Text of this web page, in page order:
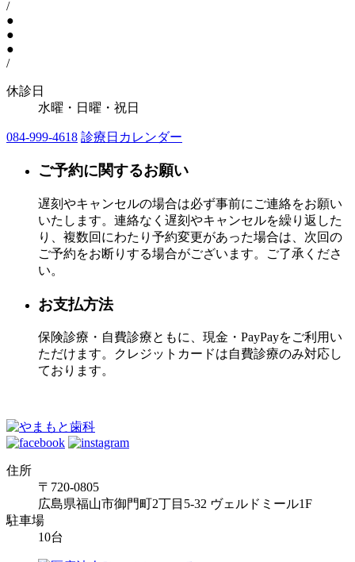
/
●
●
●
/
休診日
水曜・日曜・祝日
084-999-4618 診療日カレンダー
ご予約に関するお願い
遅刻やキャンセルの場合は必ず事前にご連絡をお願い
いたします。連絡なく遅刻やキャンセルを繰り返した
り、複数回にわたり予約変更があった場合は、次回の
ご予約をお断りする場合がございます。ご了承くださ
い。
お支払方法
保険診療・自費診療ともに、現金・PayPayをご利用い
ただけます。クレジットカードは自費診療のみ対応し
ております。
住所
〒720-0805
広島県福山市御門町2丁目5-32 ヴェルドミール1F
駐車場
10台